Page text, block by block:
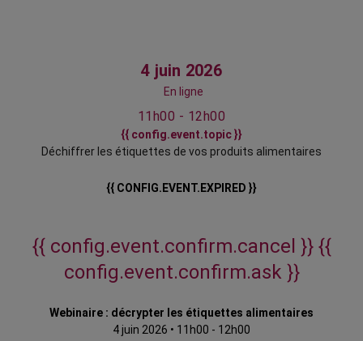
4 juin 2026
En ligne
11h00 - 12h00
{{ config.event.topic }}
Déchiffrer les étiquettes de vos produits alimentaires
{{ CONFIG.EVENT.EXPIRED }}
{{ config.event.confirm.cancel }} {{
config.event.confirm.ask }}
Webinaire : décrypter les étiquettes alimentaires
4 juin 2026 • 11h00 - 12h00